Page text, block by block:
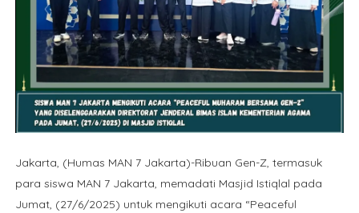
Jakarta, (Humas MAN 7 Jakarta)-Ribuan Gen-Z, termasuk
para siswa MAN 7 Jakarta, memadati Masjid Istiqlal pada
Jumat, (27/6/2025) untuk mengikuti acara “Peaceful